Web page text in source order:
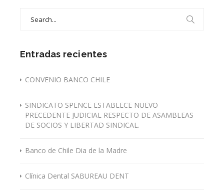
Entradas recientes
CONVENIO BANCO CHILE
SINDICATO SPENCE ESTABLECE NUEVO
PRECEDENTE JUDICIAL RESPECTO DE ASAMBLEAS
DE SOCIOS Y LIBERTAD SINDICAL.
Banco de Chile Dia de la Madre
Clínica Dental SABUREAU DENT